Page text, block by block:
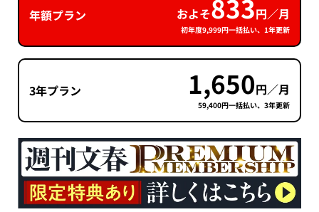
年額プラン およそ833円／月
初年度9,999円一括払い、1年更新
3年プラン 1,650円／月
59,400円一括払い、3年更新